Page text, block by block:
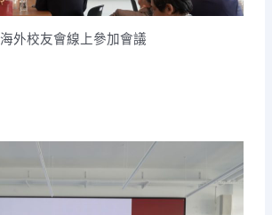
海外校友會線上參加會議